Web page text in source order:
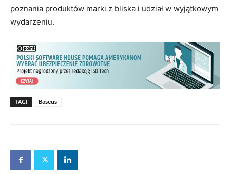
poznania produktów marki z bliska i udział w wyjątkowym
wydarzeniu.
TAGI Baseus